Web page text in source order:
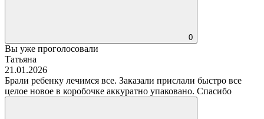
0
Вы уже проголосовали
Татьяна
21.01.2026
Брали ребенку лечимся все. Заказали прислали быстро все
целое новое в коробочке аккуратно упаковано. Спасибо